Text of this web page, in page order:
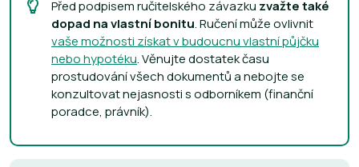
Před podpisem ručitelského závazku zvažte také
dopad na vlastní bonitu. Ručení může ovlivnit
vaše možnosti získat v budoucnu vlastní půjčku
nebo hypotéku. Věnujte dostatek času
prostudování všech dokumentů a nebojte se
konzultovat nejasnosti s odborníkem (finanční
poradce, právník).